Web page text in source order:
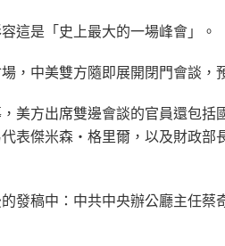
這是「史上最大的一場峰會」。
，中美雙方隨即展開閉門會談，
美方出席雙邊會談的官員還包括
表傑米森・格里爾，以及財政部
發稿中：中共中央辦公廳主任